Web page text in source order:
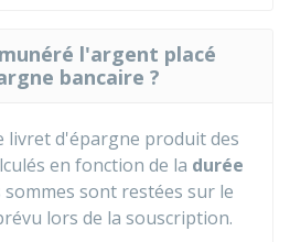
l'argent placé
bancaire ?
livret d'épargne produit des
en fonction de la durée
sont restées sur le
lors de la souscription.